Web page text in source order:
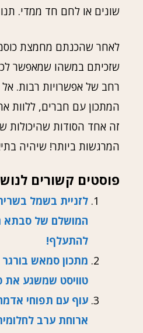
שונים או לחם חד ממדי. תנו
לאחר שהכנתם מחמצת
שזכיתם במשהו שמאפשר
רחב של אפשרויות רבות.
המתכון עם חברים,
זה אחד הסודות שהיכולות
המרגשות ביותר! שיהיה
פוסטים קשורים
לזניית בשמל
המושלם של סבתא
להתעלף!
מתכון סמאש
טוויסט שמשגע את
עוף עם תפוחי
ארוחת ערב